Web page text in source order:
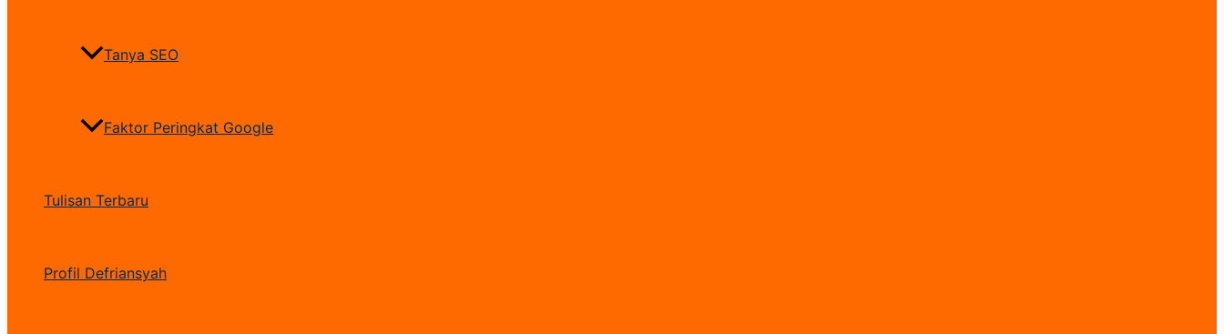
Tanya SEO
Faktor Peringkat Google
Tulisan Terbaru
Profil Defriansyah